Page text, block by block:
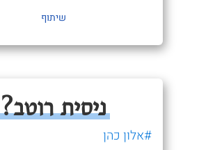
שיתוף
ניסית רוטב?
#אלון כהן